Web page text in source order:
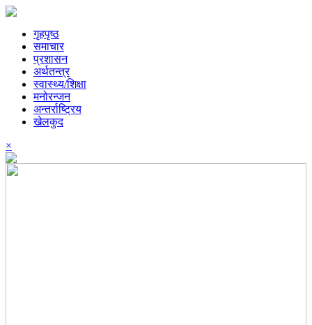
गृहपृष्ठ
समाचार
प्रशासन
अर्थतन्त्र
स्वास्थ्य/शिक्षा
मनोरन्जन
अन्तर्राष्ट्रिय
खेलकुद
×